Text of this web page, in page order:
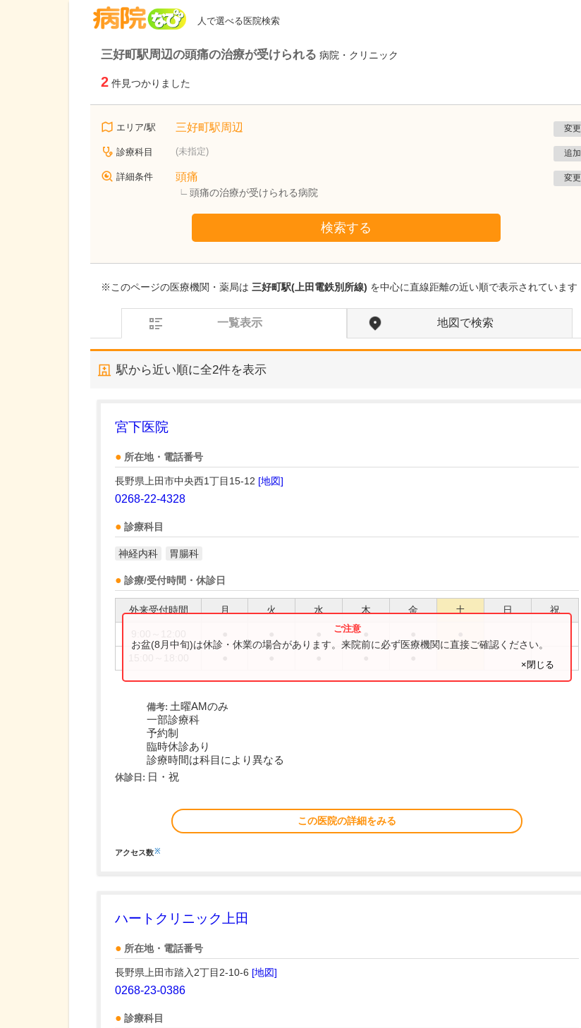
人で選べる医院検索
三好町駅周辺の頭痛の治療が受けられる 病院・クリニック
2 件見つかりました
エリア/駅 三好町駅周辺 変更
診療科目 (未指定) 追加
詳細条件 頭痛
頭痛の治療が受けられる病院
変更
検索する
※このページの医療機関・薬局は 三好町駅(上田電鉄別所線) を中心に直線距離の近い順で表示されています
一覧表示 地図で検索
駅から近い順に全2件を表示
宮下医院
所在地・電話番号
長野県上田市中央西1丁目15-12 [地図]
0268-22-4328
診療科目
神経内科 胃腸科
診療/受付時間・休診日
外来受付時間 月 火 水 木 金 土 日 祝
お盆(8月中旬)は休診・休業の場合があります。来院前に必ず医療機関に直接ご確認ください。
×閉じる
備考: 土曜AMのみ
一部診療科
予約制
臨時休診あり
診療時間は科目により異なる
休診日: 日・祝
この医院の詳細をみる
アクセス数※
ハートクリニック上田
所在地・電話番号
長野県上田市踏入2丁目2-10-6 [地図]
0268-23-0386
診療科目
さとう内科おなかクリニック
佐藤 幸一院長取材記事
今、もっとも力を入れて
取り組んでいるのが、胃
カメラ・大腸カメラ検査